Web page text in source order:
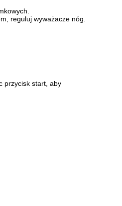
reguluj wyważacze nóg.
przycisk start, aby